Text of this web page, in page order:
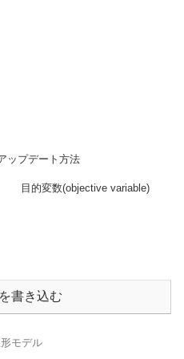
ップデート方法
目的変数(objective variable)
書き込む
モデル